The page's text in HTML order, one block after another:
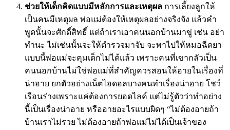
ช่วยให้เด็กคิดแบบมีหลักการและเหตุผล การเลี้ยงลูกให้
เป็นคนมีเหตุผล พ่อแม่ต้องให้เหตุผลอย่างจริงจัง แล้วคำ
พูดนั้นจะศักดิ์สิทธิ์ แต่ถ้าเราเอาคนนอกบ้านมาขู่ เช่น อย่า
ทำนะ ไม่เช่นนั้นจะให้ตำรวจมาจับ จะพาไปให้หมอฉีดยา
แบบนี้พ่อแม่จะคุมเด็กไม่ได้แล้ว เพราะคนที่เขากลัวเป็น
คนนอกบ้านไม่ใช่พ่อแม่ที่สำคัญควรสอนให้อายในเรื่องที่
น่าอาย ยกตัวอย่างเน็ตไอดอลบางคนทำเรื่องน่าอาย โชว์
เรือนร่างเพราะแค่ต้องการยอดไลค์ แต่ไม่รู้ตัวว่าทำอย่าง
นี้เป็นเรื่องน่าอาย หรืออายอะไรแบบผิดๆ “ไม่ต้องอายถ้า
บ้านเราไม่รวย ไม่ต้องอายถ้าพ่อแม่ไม่ได้เป็นเจ้าของ